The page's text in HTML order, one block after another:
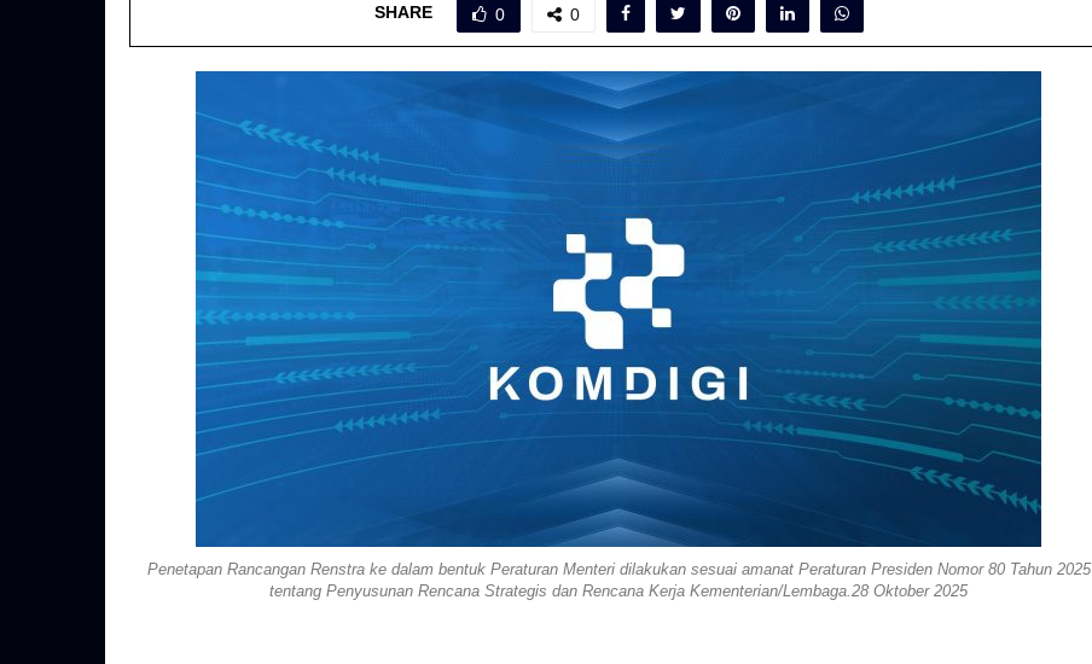
SHARE 0 0
Penetapan Rancangan Renstra ke dalam bentuk Peraturan Menteri dilakukan sesuai amanat Peraturan Presiden Nomor 80 Tahun 2025
tentang Penyusunan Rencana Strategis dan Rencana Kerja Kementerian/Lembaga.28 Oktober 2025